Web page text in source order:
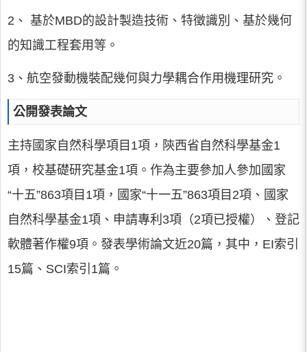
2、 基於MBD的設計製造技術、特徵識別、基於幾何
的知識工程套用等。
3、航空發動機裝配幾何與力學耦合作用機理研究。
公開發表論文
主持國家自然科學項目1項，陝西省自然科學基金1
項，校基礎研究基金1項。作為主要參加人參加國家
“十五”863項目1項，國家“十一五”863項目2項、國家
自然科學基金1項、申請專利3項（2項已授權）、登記
軟體著作權9項。發表學術論文近20篇，其中，EI索引
15篇、SCI索引1篇。